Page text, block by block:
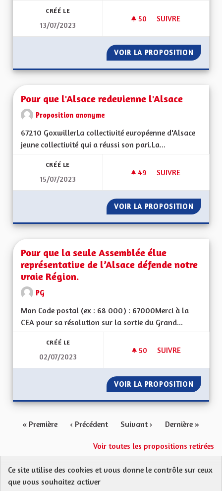
CRÉÉ LE
13/07/2023
50 50 ABONNÉS
SUIVRE
VOIR LA PROPOSITION
Pour que l'Alsace redevienne l'Alsace
Proposition anonyme
67210 GoxwillerLa collectivité européenne d'Alsace
jeune collectivité qui a réussi son pari.La...
CRÉÉ LE
15/07/2023
49 49 ABONNÉS
SUIVRE
VOIR LA PROPOSITION POUR
Pour que la seule Assemblée élue
représentative de l’Alsace défende notre
vraie Région.
PG
Mon Code postal (ex : 68 000) : 67000Merci à la
CEA pour sa résolution sur la sortie du Grand...
CRÉÉ LE
02/07/2023
50 50 ABONNÉS
SUIVRE
VOIR LA PROPOSITION POUR
« Première ‹ Précédent Suivant › Dernière »
Voir toutes les propositions retirées
Protection des Données
Ce site utilise des cookies et vous donne le contrôle sur ceux
que vous souhaitez activer